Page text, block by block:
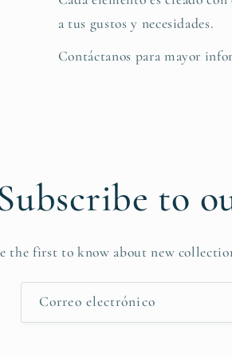
a tus gustos y necesidades.
Contáctanos para mayor
to
the first to know about new
Correo electrónico